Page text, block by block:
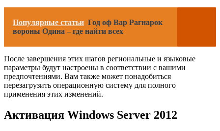
Популярные статьи Год оф Вар Рагнарок
вороны Одина – где найти всех
После завершения этих шагов региональные и языковые
параметры будут настроены в соответствии с вашими
предпочтениями. Вам также может понадобиться
перезагрузить операционную систему для полного
применения этих изменений.
Активация Windows Server 2012